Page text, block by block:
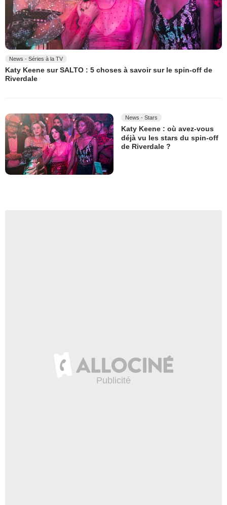
News - Séries à la TV
Katy Keene sur SALTO : 5 choses à savoir sur le spin-off de
Riverdale
News - Stars
Katy Keene : où avez-vous
déjà vu les stars du spin-off
de Riverdale ?